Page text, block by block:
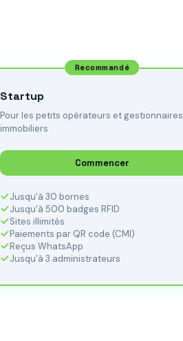
Recommandé
Startup
Pour les petits opérateurs et gestionnaires
immobiliers
Commencer
Jusqu'à 30 bornes
Jusqu'à 500 badges RFID
Sites illimités
Paiements par QR code (CMI)
Reçus WhatsApp
Jusqu'à 3 administrateurs